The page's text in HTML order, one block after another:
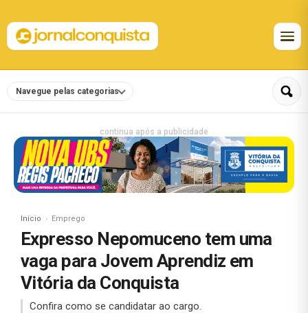
Navegue pelas categorias
continua após a publicidade
Início Emprego
Expresso Nepomuceno tem uma
vaga para Jovem Aprendiz em
Vitória da Conquista
Confira como se candidatar ao cargo.